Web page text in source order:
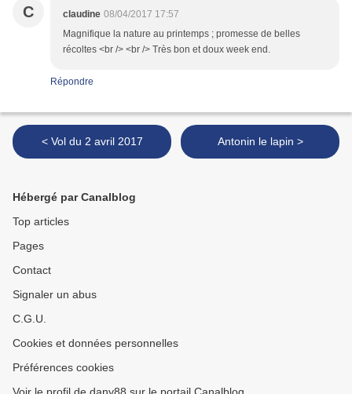
C claudine 08/04/2017 17:57
Magnifique la nature au printemps ; promesse de belles
récoltes <br /> <br /> Très bon et doux week end.
Répondre
< Vol du 2 avril 2017 Antonin le lapin >
Hébergé par Canalblog
Top articles
Pages
Contact
Signaler un abus
C.G.U.
Cookies et données personnelles
Préférences cookies